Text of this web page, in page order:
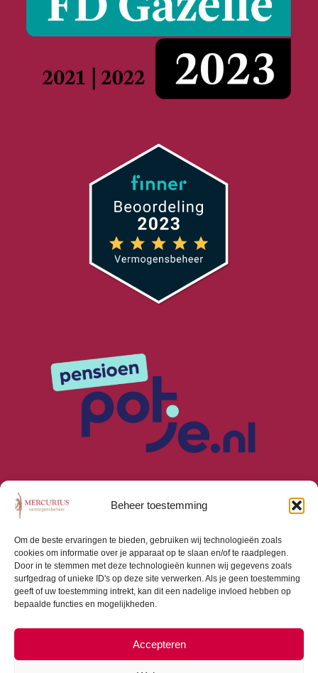
Beheer toestemming
Om de beste ervaringen te bieden, gebruiken wij technologieën zoals
cookies om informatie over je apparaat op te slaan en/of te raadplegen.
Door in te stemmen met deze technologieën kunnen wij gegevens zoals
surfgedrag of unieke ID's op deze site verwerken. Als je geen toestemming
geeft of uw toestemming intrekt, kan dit een nadelige invloed hebben op
bepaalde functies en mogelijkheden.
Accepteren
Algemene Voorwaarden
Privacyverklaring
Cookiebeleid (EU)
Consumentenbrief
Beleggingsbeleid